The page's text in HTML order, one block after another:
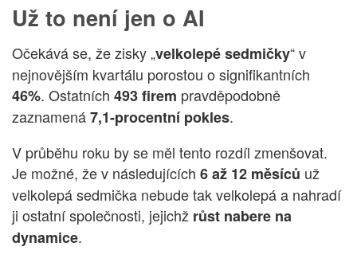
Už to není jen o AI
Očekává se, že zisky „velkolepé sedmičky“ v
nejnovějším kvartálu porostou o signifikantních
46%. Ostatních 493 firem pravděpodobně
zaznamená7,1-procentní pokles.
V průběhu roku by se měl tento rozdíl zmenšovat.
Je možné, že v následujících 6 až 12 měsíců už
velkolepá sedmička nebude tak velkolepá a nahradí
ji ostatní společnosti, jejichž růst nabere na
dynamice.